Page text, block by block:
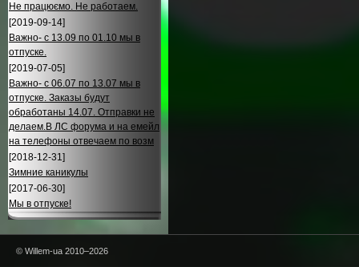
Не працюємо. Не работаем.
[2019-09-14]
Важно- с 13.09 по 01.10 мы в
отпуске.
[2019-07-05]
Важно- с 06.07 по 13.07 мы в
отпуске. Заказы будут
обработаны 14.07. Отправки не
делаем.В ЛС форума и на емейл
на телефоны отвечаем по возм
[2018-12-31]
Зимние каникулы
[2017-06-30]
Мы в отпуске!
© Willem-ua 2010–2026